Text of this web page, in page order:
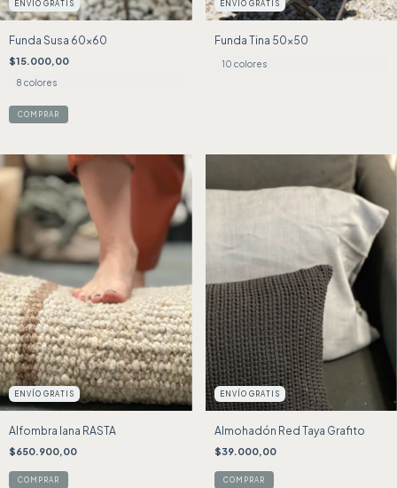
ENVÍO GRATIS
Funda Susa 60x60
$15.000,00
8 colores
COMPRAR
ENVÍO GRATIS
Funda Tina 50x50
10 colores
ENVÍO GRATIS
Alfombra lana RASTA
$650.900,00
ENVÍO GRATIS
Almohadón Red Taya Grafito
$39.000,00